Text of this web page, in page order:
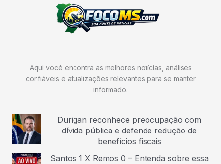
Aqui você encontra as melhores notícias, análises
confiáveis e atualizações relevantes para se manter
informado.
Durigan reconhece preocupação com
dívida pública e defende redução de
benefícios fiscais
Santos 1 X Remos 0 – Entenda sobre essa